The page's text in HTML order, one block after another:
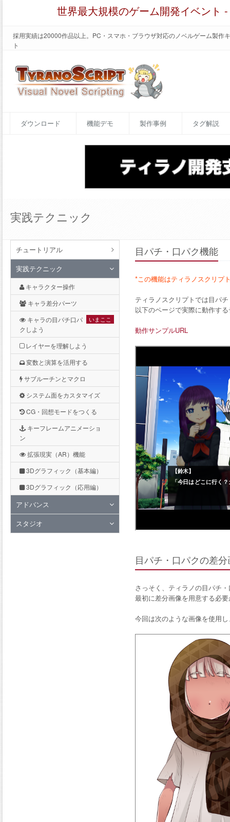
世界最大規模のゲーム開発イベン
採用実績は20000作品以上。PC・スマホ・ブラウザ対応のノベルゲーム製作
ト
ダウンロード 機能デモ 製作事例 タグ解説
実践テクニック
チュートリアル
実践テクニック
キャラクター操作
キャラ差分パーツ
いまここ
キャラの目パチ口パ
クしよう
レイヤーを理解しよう
変数と演算を活用する
サブルーチンとマクロ
システム面をカスタマイズ
CG・回想モードをつくる
キーフレームアニメーショ
ン
拡張現実（AR）機能
3Dグラフィック（基本編）
3Dグラフィック（応用編）
アドバンス
スタジオ
目パチ・口パク機能
*この機能はティラノスクリプ
ティラノスクリプトでは目パ
以下のページで実際に動作す
動作サンプルURL
目パチ・口パクの差
さっそく、ティラノの目パチ
最初に差分画像を用意する必
今回は次のような画像を使用